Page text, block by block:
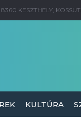
8360 KESZTHELY,
KULTÚRA